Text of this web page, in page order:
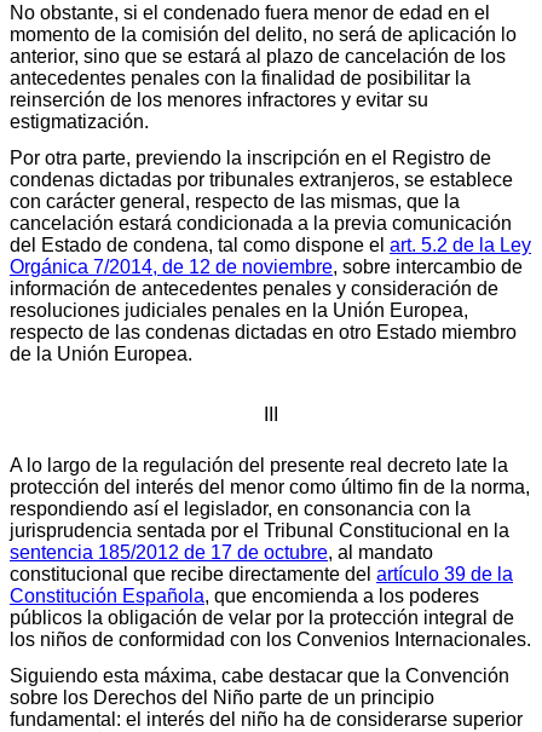
No obstante, si el condenado fuera menor de edad en el
momento de la comisión del delito, no será de aplicación lo
anterior, sino que se estará al plazo de cancelación de los
antecedentes penales con la finalidad de posibilitar la
reinserción de los menores infractores y evitar su
estigmatización.
Por otra parte, previendo la inscripción en el Registro de
condenas dictadas por tribunales extranjeros, se establece
con carácter general, respecto de las mismas, que la
cancelación estará condicionada a la previa comunicación
del Estado de condena, tal como dispone el art. 5.2 de la Ley
Orgánica 7/2014, de 12 de noviembre, sobre intercambio de
información de antecedentes penales y consideración de
resoluciones judiciales penales en la Unión Europea,
respecto de las condenas dictadas en otro Estado miembro
de la Unión Europea.
A lo largo de la regulación del presente real decreto late la
protección del interés del menor como último fin de la norma,
respondiendo así el legislador, en consonancia con la
jurisprudencia sentada por el Tribunal Constitucional en la
sentencia 185/2012 de 17 de octubre, al mandato
constitucional que recibe directamente del artículo 39 de la
Constitución Española, que encomienda a los poderes
públicos la obligación de velar por la protección integral de
los niños de conformidad con los Convenios Internacionales.
Siguiendo esta máxima, cabe destacar que la Convención
sobre los Derechos del Niño parte de un principio
fundamental: el interés del niño ha de considerarse superior